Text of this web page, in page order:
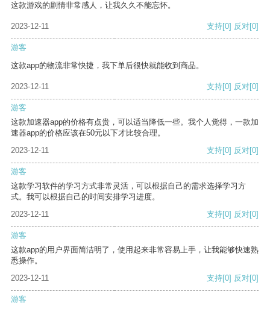
这款游戏的剧情非常感人，让我久久不能忘怀。
2023-12-11 支持[0] 反对[0]
游客
这款app的物流非常快捷，我下单后很快就能收到商品。
2023-12-11 支持[0] 反对[0]
游客
这款加速器app的价格有点贵，可以适当降低一些。我个人觉得，一款加
速器app的价格应该在50元以下才比较合理。
2023-12-11
支持[0] 反对[0]
游客
这款学习软件的学习方式非常灵活，可以根据自己的需求选择学习方
式。我可以根据自己的时间安排学习进度。
2023-12-11
支持[0] 反对[0]
游客
这款app的用户界面简洁明了，使用起来非常容易上手，让我能够快速熟
悉操作。
2023-12-11
支持[0] 反对[0]
游客